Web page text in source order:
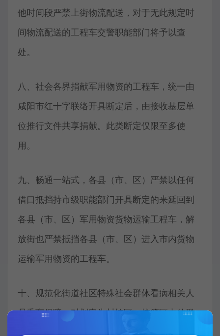
他时间段严禁上街物流配送，对于无此规定时
间物流配送的工程车交警职能部门将予以查
处。
八、社会各界捐献军用物资的工程车，统一由
咸阳市红十字联络开具断定后，由接收基层单
位推行文件共享捐献。此类断定仅限至多使
用。
九、畅通一站式，各县（市、区）严禁以任何
借口抵挡持市级职能部门开具断定的来延回到
各县（市、区）军用物资货物运输工程车，解
放街也严禁抵挡各县（市、区）进入市内货物
运输军用物资的工程车。
十、规范化街道社区特殊社会群体看病相关人
员乘车保障。对划定为封控区、控管区内的群